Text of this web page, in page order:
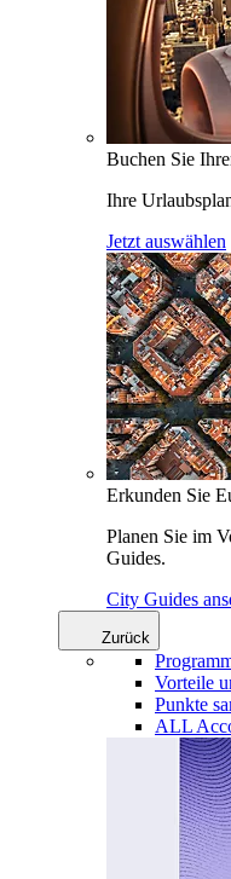
Buchen Sie
Ihre
Jetzt auswählen
Erkunden Sie
Planen Sie im
Guides.
City Guides
Zurück
Vorteile
Punkte
ALL